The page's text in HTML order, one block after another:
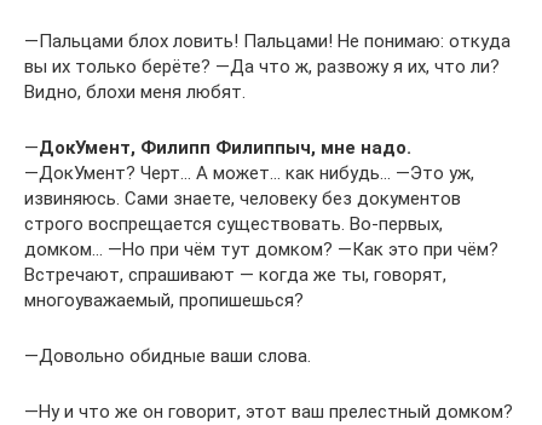
―Пальцами блох ловить! Пальцами! Не понимаю: откуда
вы их только берёте? ―Да что ж, развожу я их, что ли?
Видно, блохи меня любят.
―ДокУмент, Филипп Филиппыч, мне надо.
―ДокУмент? Черт… А может… как нибудь… ―Это уж,
извиняюсь. Сами знаете, человеку без документов
строго воспрещается существовать. Во-первых,
домком… ―Но при чём тут домком? ―Как это при чём?
Встречают, спрашивают — когда же ты, говорят,
многоуважаемый, пропишешься?
―Довольно обидные ваши слова.
―Ну и что же он говорит, этот ваш прелестный домком?